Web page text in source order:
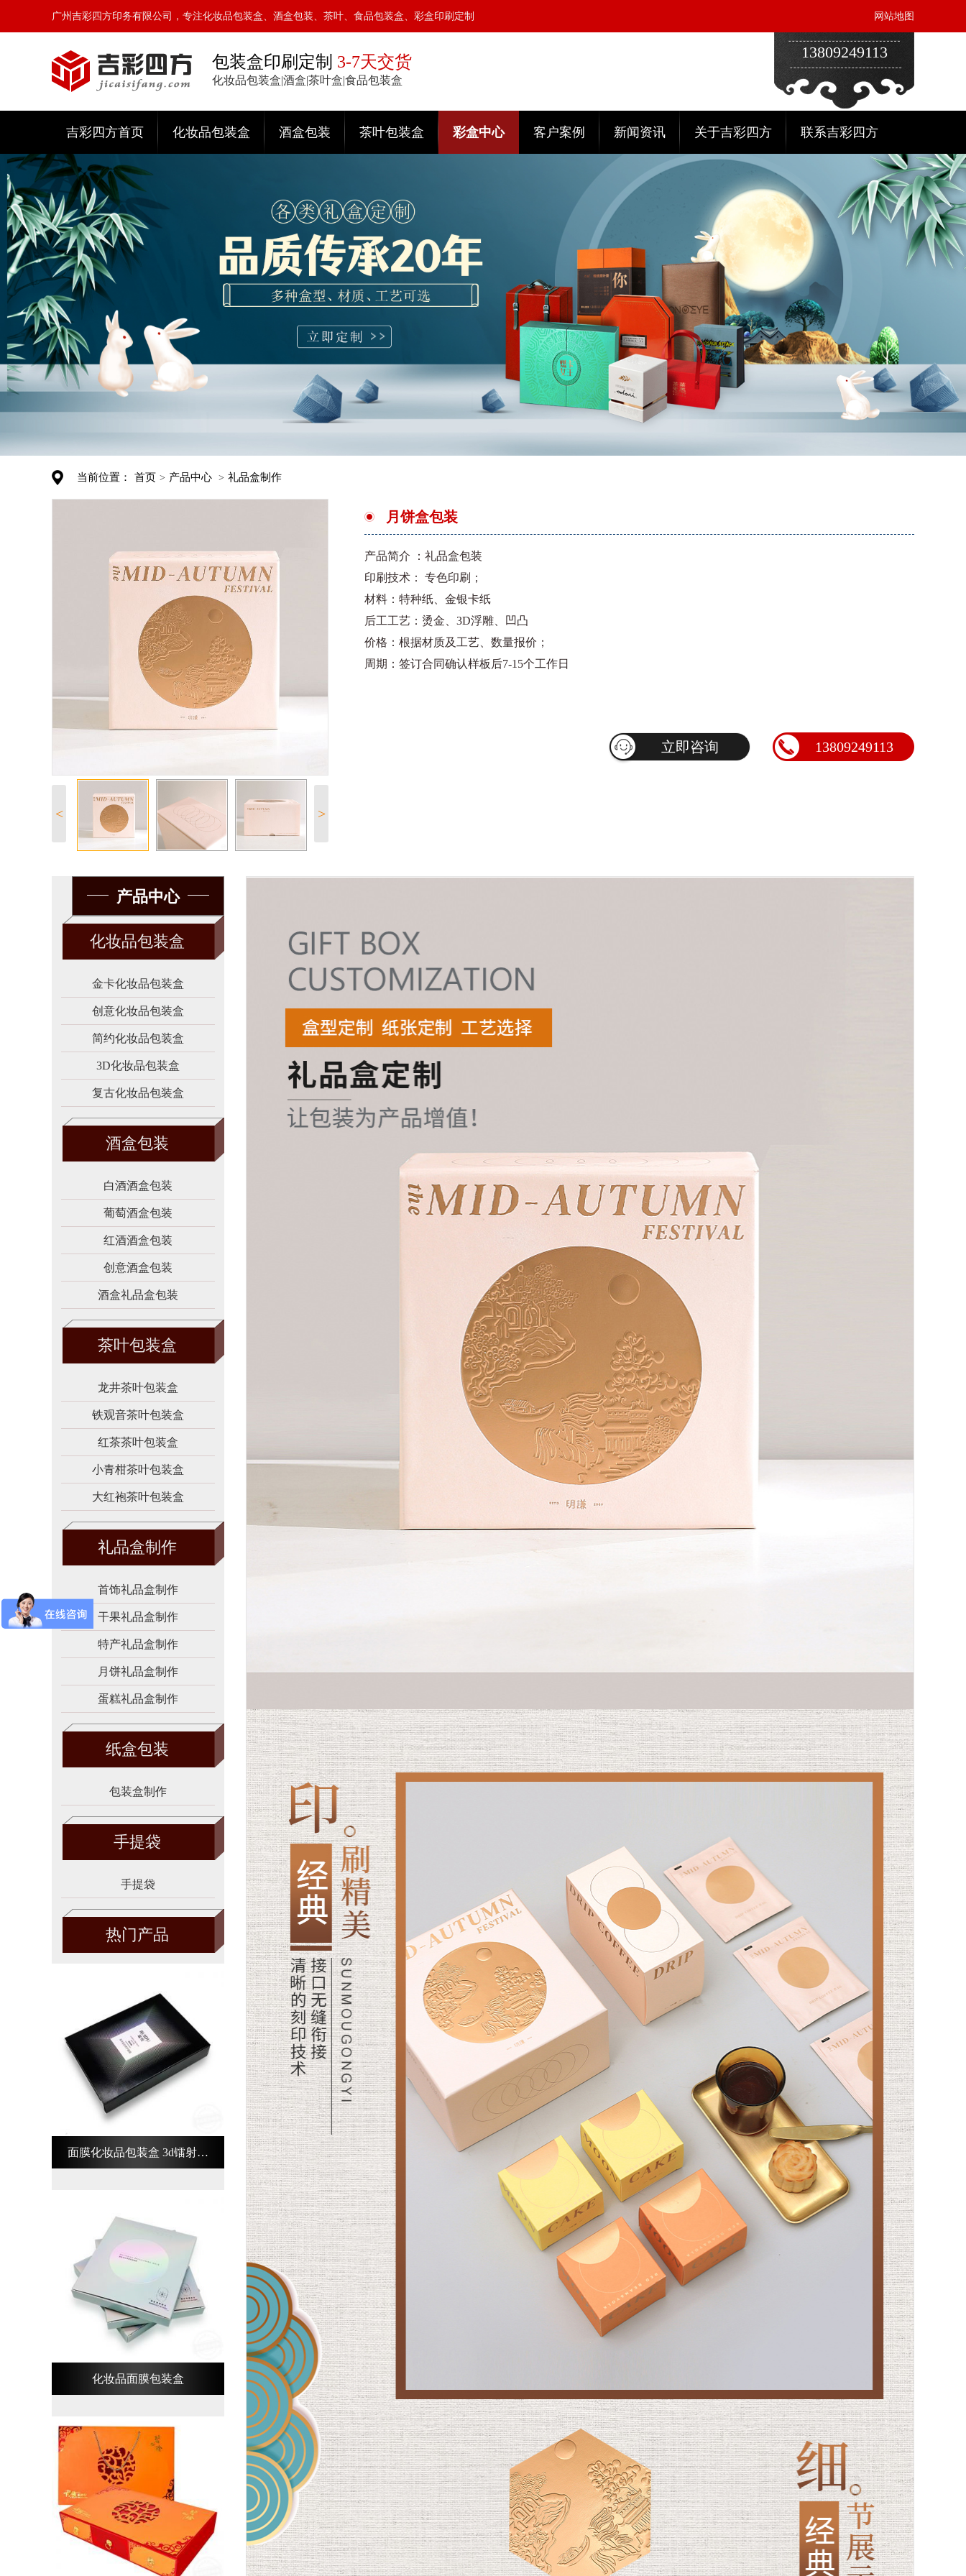
广州吉彩四方印务有限公司，专注化妆品包装盒、酒盒包装、茶叶、食品包装盒、彩盒印刷定制 网站地图
包装盒印刷定制 3-7天交货
化妆品包装盒|酒盒|茶叶盒|食品包装盒
13809249113
吉彩四方首页 化妆品包装盒 酒盒包装 茶叶包装盒 彩盒中心 客户案例 新闻资讯 关于吉彩四方 联系吉彩四方
当前位置： 首页 > 产品中心 > 礼品盒制作
< >
月饼盒包装
产品简介 ：礼品盒包装
印刷技术： 专色印刷；
材料：特种纸、金银卡纸
后工工艺：烫金、3D浮雕、凹凸
价格：根据材质及工艺、数量报价；
周期：签订合同确认样板后7-15个工作日
立即咨询 13809249113
产品中心
化妆品包装盒
金卡化妆品包装盒
创意化妆品包装盒
简约化妆品包装盒
3D化妆品包装盒
复古化妆品包装盒
酒盒包装
白酒酒盒包装
葡萄酒盒包装
红酒酒盒包装
创意酒盒包装
酒盒礼品盒包装
茶叶包装盒
龙井茶叶包装盒
铁观音茶叶包装盒
红茶茶叶包装盒
小青柑茶叶包装盒
大红袍茶叶包装盒
礼品盒制作
首饰礼品盒制作
干果礼品盒制作
特产礼品盒制作
月饼礼品盒制作
蛋糕礼品盒制作
纸盒包装
包装盒制作
手提袋
手提袋
热门产品
面膜化妆品包装盒 3d镭射化
化妆品面膜包装盒